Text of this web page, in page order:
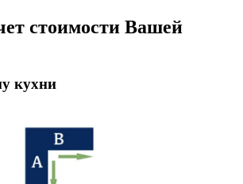
стоимости Вашей
кухни